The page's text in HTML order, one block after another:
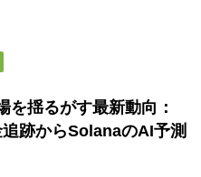
を揺るがす最新動向：
跡からSolanaのAI予測